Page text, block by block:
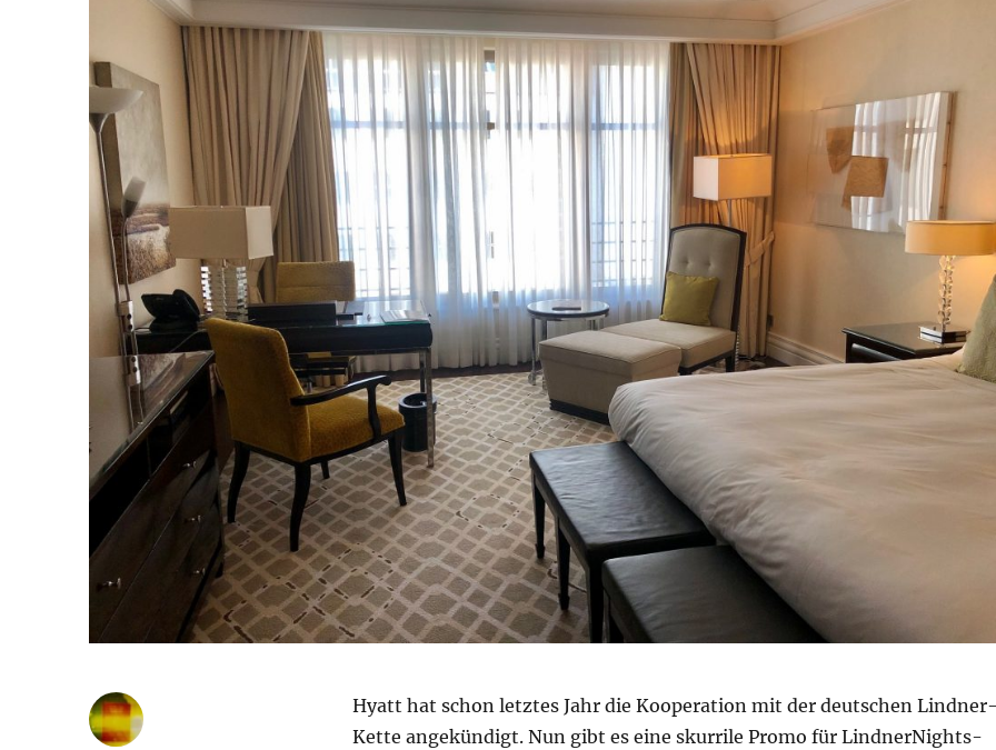
Hyatt hat schon letztes Jahr die Kooperation mit der deutschen
Kette angekündigt. Nun gibt es eine skurrile Promo für LindnerNights-